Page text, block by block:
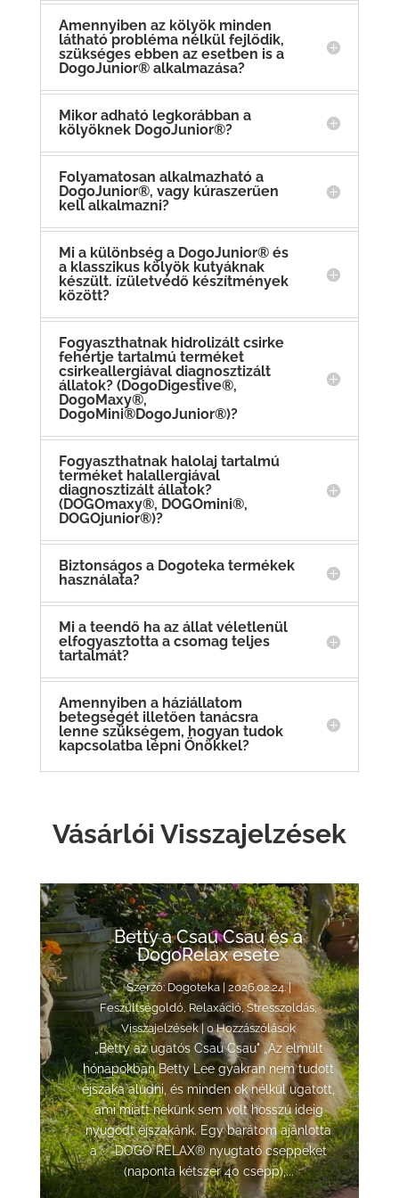
Amennyiben az kölyök minden
látható probléma nélkül fejlődik,
szükséges ebben az esetben is a
DogoJunior® alkalmazása?
Mikor adható legkorábban a
kölyöknek DogoJunior®?
Folyamatosan alkalmazható a
DogoJunior®, vagy kúraszerűen
kell alkalmazni?
Mi a különbség a DogoJunior® és
a klasszikus kölyök kutyáknak
készült. ízületvédő készítmények
között?
Fogyaszthatnak hidrolizált csirke
fehértje tartalmú terméket
csirkeallergiával diagnosztizált
állatok? (DogoDigestive®,
DogoMaxy®,
DogoMini®DogoJunior®)?
Fogyaszthatnak halolaj tartalmú
terméket halallergiával
diagnosztizált állatok?
(DOGOmaxy®, DOGOmini®,
DOGOjunior®)?
Biztonságos a Dogoteka termékek
használata?
Mi a teendő ha az állat véletlenül
elfogyasztotta a csomag teljes
tartalmát?
Amennyiben a háziállatom
betegségét illetően tanácsra
lenne szükségem, hogyan tudok
kapcsolatba lépni Önökkel?
Vásárlói Visszajelzések
Betty a Csau Csau és a
DogoRelax esete
Szerző: Dogoteka| 2026.02.24.|
Feszültségoldó Relaxáció,Stresszoldás ,
Visszajelzések| 0 Hozzászólások
„Betty az ugatós Csau Csau" „Az elmúlt
hónapokban Betty Lee gyakran nem tudott
éjszaka aludni, és minden ok nélkül ugatott,
ami miatt nekünk sem volt hosszú ideig
nyugodt éjszakánk. Egy barátom ajánlotta
a ✅ DOGO RELAX® nyugtató cseppeket
(naponta kétszer 40 csepp),...